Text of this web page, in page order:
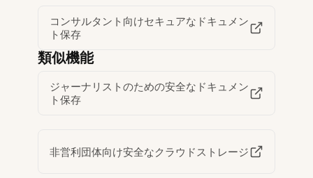
コンサルタント向けセキュアなドキュメン
ト保存
類似機能
ジャーナリストのための安全なドキュメン
ト保存
非営利団体向け安全なクラウドストレージ